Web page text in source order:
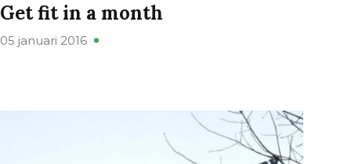
Get fit in a month
05 januari 2016